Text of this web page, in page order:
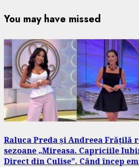
You may have missed
Raluca Preda și Andreea Frățilă
sezoane „Mireasa. Capriciile
Direct din Culise”. Când încep